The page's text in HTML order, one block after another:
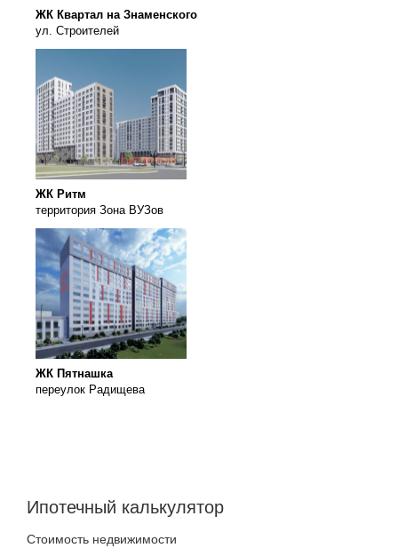
ЖК Квартал на Знаменского
ул. Строителей
ЖК Ритм
территория Зона ВУЗов
ЖК Пятнашка
переулок Радищева
Ипотечный калькулятор
Стоимость недвижимости